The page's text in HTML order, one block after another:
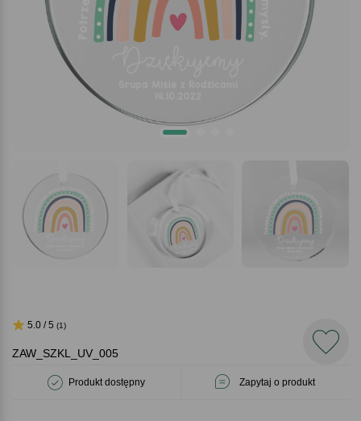
ZAW_SZKL_UV_005
Produkt dostępny Zapytaj o produkt
5.0 / 5 (1)